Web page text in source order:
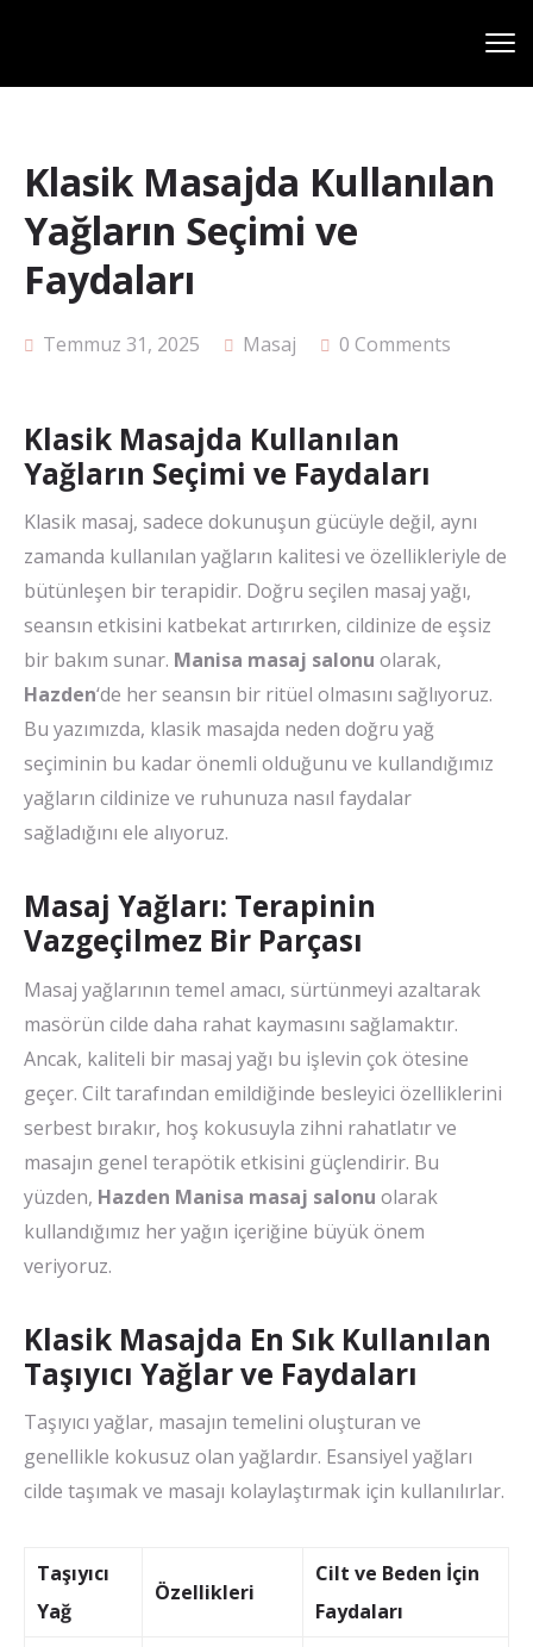
Klasik Masajda Kullanılan
Yağların Seçimi ve
Faydaları
Temmuz 31, 2025 Masaj 0 Comments
Klasik Masajda Kullanılan
Yağların Seçimi ve Faydaları
Klasik masaj, sadece dokunuşun gücüyle değil, aynı
zamanda kullanılan yağların kalitesi ve özellikleriyle de
bütünleşen bir terapidir. Doğru seçilen masaj yağı,
seansın etkisini katbekat artırırken, cildinize de eşsiz
bir bakım sunar. Manisa masaj salonu olarak,
Hazden‘de her seansın bir ritüel olmasını sağlıyoruz.
Bu yazımızda, klasik masajda neden doğru yağ
seçiminin bu kadar önemli olduğunu ve kullandığımız
yağların cildinize ve ruhunuza nasıl faydalar
sağladığını ele alıyoruz.
Masaj Yağları: Terapinin
Vazgeçilmez Bir Parçası
Masaj yağlarının temel amacı, sürtünmeyi azaltarak
masörün cilde daha rahat kaymasını sağlamaktır.
Ancak, kaliteli bir masaj yağı bu işlevin çok ötesine
geçer. Cilt tarafından emildiğinde besleyici özelliklerini
serbest bırakır, hoş kokusuyla zihni rahatlatır ve
masajın genel terapötik etkisini güçlendirir. Bu
yüzden, Hazden Manisa masaj salonu olarak
kullandığımız her yağın içeriğine büyük önem
veriyoruz.
Klasik Masajda En Sık Kullanılan
Taşıyıcı Yağlar ve Faydaları
Taşıyıcı yağlar, masajın temelini oluşturan ve
genellikle kokusuz olan yağlardır. Esansiyel yağları
cilde taşımak ve masajı kolaylaştırmak için kullanılırlar.
Taşıyıcı
Yağ
Özellikleri
Cilt ve Beden İçin
Faydaları